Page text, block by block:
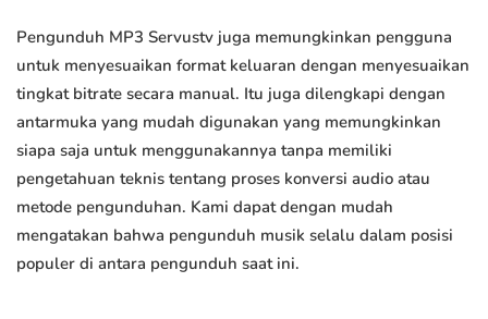
Pengunduh MP3 Servustv juga memungkinkan pengguna
untuk menyesuaikan format keluaran dengan menyesuaikan
tingkat bitrate secara manual. Itu juga dilengkapi dengan
antarmuka yang mudah digunakan yang memungkinkan
siapa saja untuk menggunakannya tanpa memiliki
pengetahuan teknis tentang proses konversi audio atau
metode pengunduhan. Kami dapat dengan mudah
mengatakan bahwa pengunduh musik selalu dalam posisi
populer di antara pengunduh saat ini.